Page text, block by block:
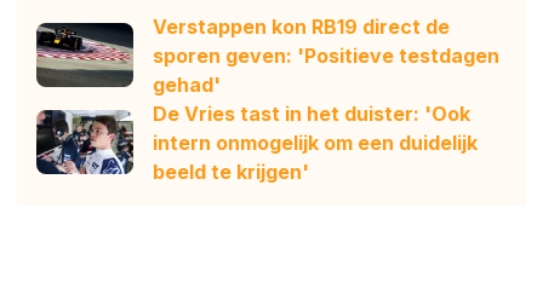
Verstappen kon RB19 direct de
sporen geven: 'Positieve testdagen
gehad'
De Vries tast in het duister: 'Ook
intern onmogelijk om een duidelijk
beeld te krijgen'